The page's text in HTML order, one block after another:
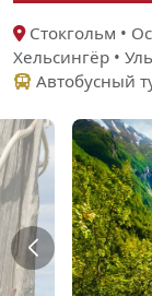
Стокгольм •
Хельсингёр •
Автобусный